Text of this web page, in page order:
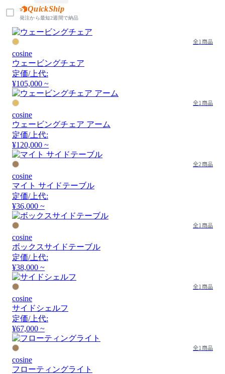
QuickShip
発注から最短2週間で納品
全1商品
cosine
ウェービングチェア
定価/上代:
¥105,000 ~
全1商品
cosine
ウェービングチェア アーム
定価/上代:
¥120,000 ~
全2商品
cosine
マイト サイドテーブル
定価/上代:
¥36,000 ~
全1商品
cosine
ボックスサイドテーブル
定価/上代:
¥38,000 ~
全1商品
cosine
サイドシェルフ
定価/上代:
¥67,000 ~
全1商品
cosine
フローティングライト